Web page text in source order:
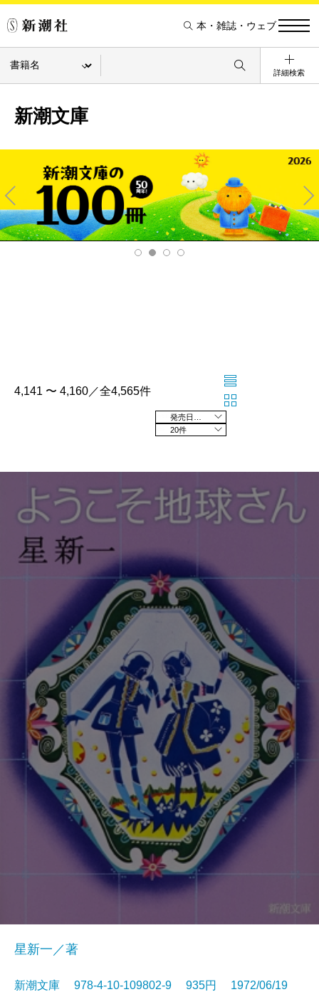
本・雑誌・ウェブ
詳細検索
新潮文庫
Pre
v
Ne
xt
4,141 〜 4,160／全4,565件
20件
星新一／著
新潮文庫 978-4-10-109802-9 935円 1972/06/19